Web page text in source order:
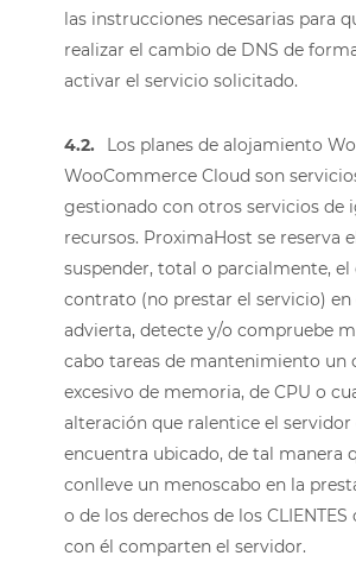
las instrucciones necesarias para
realizar el cambio de DNS de
activar el servicio solicitado.
4.2.
Los planes de alojamiento
WooCommerce Cloud son
gestionado con otros servicios de
recursos. ProximaHost se reserva
suspender, total o parcialmente,
contrato (no prestar el servicio) en
advierta, detecte y/o compruebe
cabo tareas de mantenimiento un
excesivo de memoria, de CPU o
alteración que ralentice el servidor
encuentra ubicado, de tal manera
conlleve un menoscabo en la
o de los derechos de los
con él comparten el servidor.